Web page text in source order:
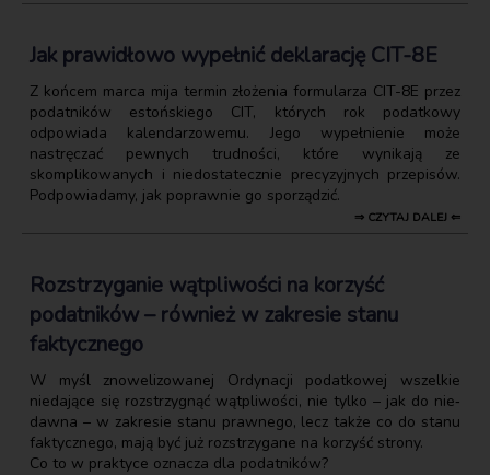
Jak prawidłowo wypełnić deklarację CIT-8E
Z końcem marca mija termin złożenia formularza CIT-8E przez
podatników estońskiego CIT, których rok podatkowy
odpowiada kalendarzowemu. Jego wypełnienie może
nastręczać pewnych trudności, które wynikają ze
skomplikowanych i niedostatecznie precyzyjnych przepisów.
Podpowiadamy, jak poprawnie go sporządzić.
⇒ CZYTAJ DALEJ ⇐
Rozstrzyganie wątpliwości na korzyść
podatników – również w zakresie stanu
faktycznego
W myśl znowelizowanej Ordynacji podatkowej wszelkie
niedające się rozstrzygnąć wątpliwości, nie tylko – jak do nie‑
dawna – w zakresie stanu prawnego, lecz także co do stanu
faktycznego, mają być już rozstrzygane na korzyść strony.
Co to w praktyce oznacza dla podatników?